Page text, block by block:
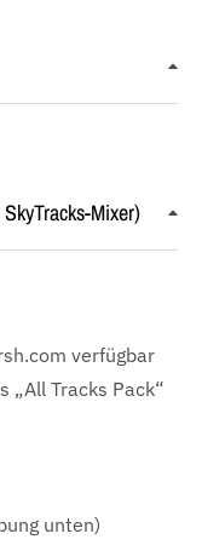
Mixer)
verfügbar
„All Tracks Pack“
unten)